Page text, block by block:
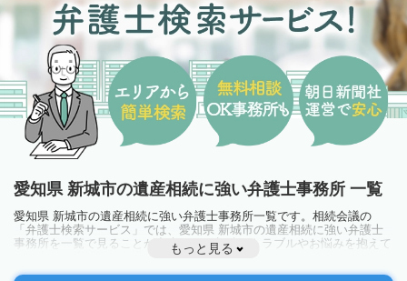
愛知県 新城市の遺産相続に強い弁護士事務所 一覧
愛知県 新城市の遺産相続に強い弁護士事務所一覧です。相続会議の
「弁護士検索サービス」では、愛知県 新城市の遺産相続に強い弁護士
事務所を一覧で見ることが出来ます。相続のトラブルやお悩みを抱えて
いる方は一度近隣の弁護士に相談してみましょう。
もっと見る